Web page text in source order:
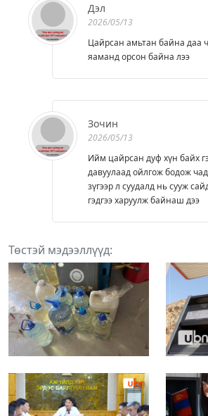
Дэл
2026/05/13
Цайрсан амьтан байна даа
яаманд орсон байна лээ
Зочин
2026/05/13
Ийм цайрсан дуф хүн байх
давуулаад ойлгож бодож
зүгээр л суудалд нь сууж
гэдгээ харуулж байнаш дээ
Төстэй мэдээллүүд: